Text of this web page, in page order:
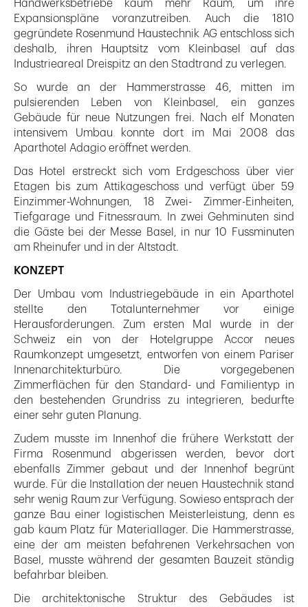
Handwerksbetriebe kaum mehr Raum, um ihre
Expansionspläne voranzutreiben. Auch die 1810
gegründete Rosenmund Haustechnik AG entschloss sich
deshalb, ihren Hauptsitz vom Kleinbasel auf das
Industrieareal Dreispitz an den Stadtrand zu verlegen.
So wurde an der Hammerstrasse 46, mitten im
pulsierenden Leben von Kleinbasel, ein ganzes
Gebäude für neue Nutzungen frei. Nach elf Monaten
intensivem Umbau konnte dort im Mai 2008 das
Aparthotel Adagio eröffnet werden.
Das Hotel erstreckt sich vom Erdgeschoss über vier
Etagen bis zum Attikageschoss und verfügt über 59
Einzimmer-Wohnungen, 18 Zwei- Zimmer-Einheiten,
Tiefgarage und Fitnessraum. In zwei Gehminuten sind
die Gäste bei der Messe Basel, in nur 10 Fussminuten
am Rheinufer und in der Altstadt.
KONZEPT
Der Umbau vom Industriegebäude in ein Aparthotel
stellte den Totalunternehmer vor einige
Herausforderungen. Zum ersten Mal wurde in der
Schweiz ein von der Hotelgruppe Accor neues
Raumkonzept umgesetzt, entworfen von einem Pariser
Innenarchitekturbüro. Die vorgegebenen
Zimmerflächen für den Standard- und Familientyp in
den bestehenden Grundriss zu integrieren, bedurfte
einer sehr guten Planung.
Zudem musste im Innenhof die frühere Werkstatt der
Firma Rosenmund abgerissen werden, bevor dort
ebenfalls Zimmer gebaut und der Innenhof begrünt
wurde. Für die Installation der neuen Haustechnik stand
sehr wenig Raum zur Verfügung. Sowieso entsprach der
ganze Bau einer logistischen Meisterleistung, denn es
gab kaum Platz für Materiallager. Die Hammerstrasse,
eine der am meisten befahrenen Verkehrsachen von
Basel, musste während der gesamten Bauzeit ständig
befahrbar bleiben.
Die architektonische Struktur des Gebäudes ist